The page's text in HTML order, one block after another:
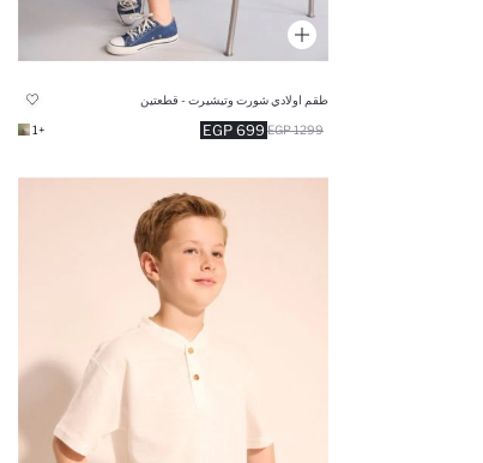
طقم اولادي شورت وتيشيرت - قطعتين
699 EGP 1299 EGP
+1